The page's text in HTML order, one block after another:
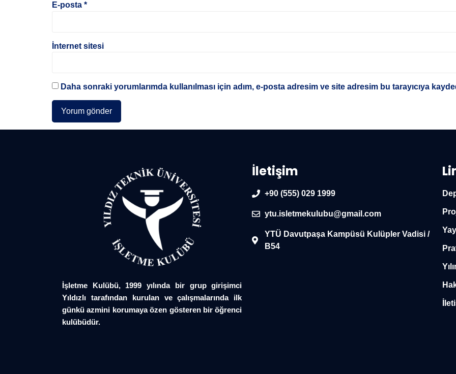
E-posta *
İnternet sitesi
Daha sonraki yorumlarımda kullanılması için adım, e-posta adresim ve site adresim bu tarayıcıya
İşletme Kulübü, 1999 yılında bir grup girişimci
Yıldızlı tarafından kurulan ve çalışmalarında ilk
günkü azmini korumaya özen gösteren bir öğrenci
kulübüdür.
İletişim
+90 (555) 029 1999
ytu.isletmekulubu@gmail.com
YTÜ Davutpaşa Kampüsü Kulüpler Vadisi /
B54